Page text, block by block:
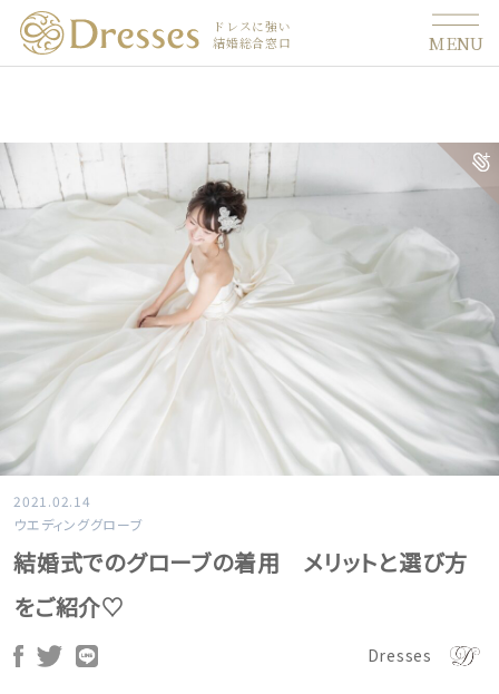
ドレスに強い
結婚総合窓口
MENU
2021.02.14
ウエディンググローブ
結婚式でのグローブの着用 メリットと選び方
をご紹介♡
Dresses